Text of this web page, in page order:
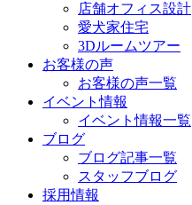
店舗オフィス設計
愛犬家住宅
3Dルームツアー
お客様の声
お客様の声一覧
イベント情報
イベント情報一覧
ブログ
ブログ記事一覧
スタッフブログ
採用情報